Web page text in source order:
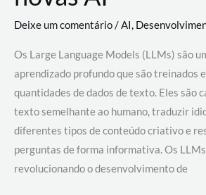
Deixe um comentário/AI,
Os Large Language Models (LLMs) são
aprendizado profundo que são treinados
quantidades de dados de texto. Eles são
texto semelhante ao humano, traduzir
diferentes tipos de conteúdo criativo e
perguntas de forma informativa. Os
revolucionando o desenvolvimento de